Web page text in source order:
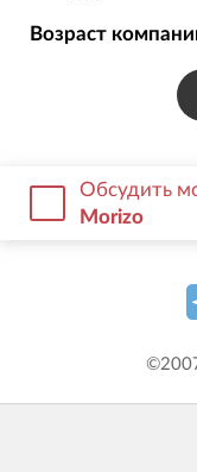
Возраст
Обсудить
Morizo